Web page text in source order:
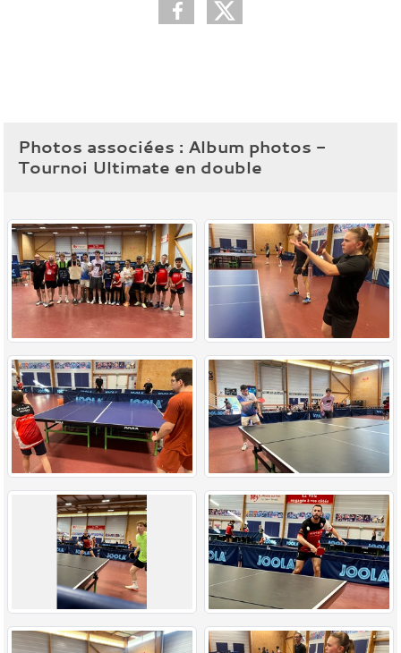
Photos associées : Album photos -
Tournoi Ultimate en double